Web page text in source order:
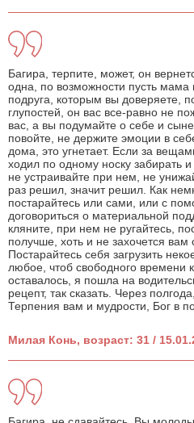
Багира, терпите, может, он
одна, по возможности пусть мама
подруга, которым вы доверяете,
глупостей, он вас все-равно не
вас, а вы подумайте о себе и
повойте, не держите эмоции в
дома, это угнетает. Если за
ходил по одному носку забирать
не устраивайте при нем, не
раз решил, значит решил. Как
постарайтесь или сами, или с
договориться о материальной
кляните, при нем не ругайтесь,
получше, хоть и не захочется вам
Постарайтесь себя загрузить
любое, чтоб свободного времени
оставалось, я пошла на
рецепт, так сказать. Через
Терпения вам и мудрости, Бог в
Милая Конь, возраст: 31 /